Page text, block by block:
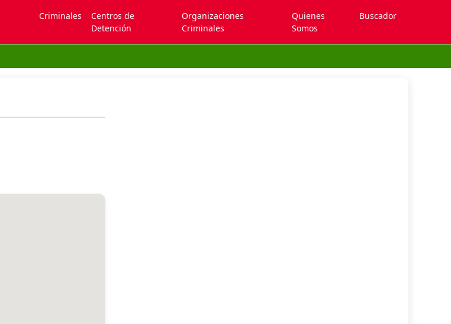
Criminales
Centros de
Detención
Organizaciones
Criminales
Quienes
Somos
Buscador